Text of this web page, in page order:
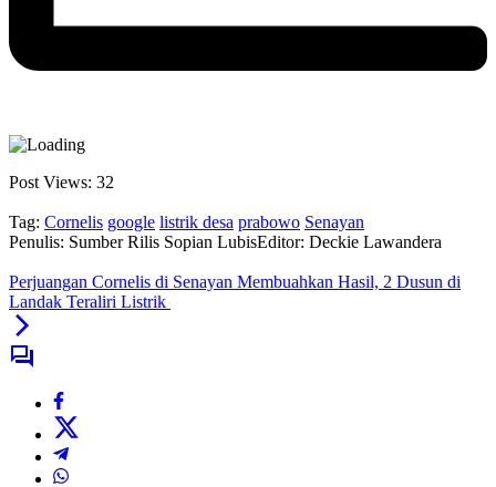
Post Views: 32
Tag: Cornelis google listrik desa prabowo Senayan
Penulis: Sumber Rilis Sopian LubisEditor: Deckie Lawandera
Perjuangan Cornelis di Senayan Membuahkan Hasil, 2 Dusun di
Landak Teraliri Listrik